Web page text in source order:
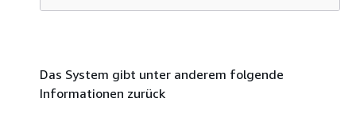
Das System gibt unter anderem folgende
Informationen zurück